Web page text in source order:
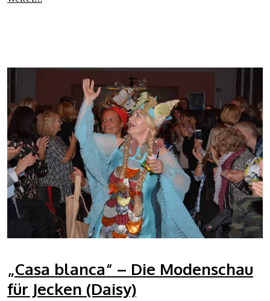
„Casa blanca“ – Die Modenschau
für Jecken (Daisy)